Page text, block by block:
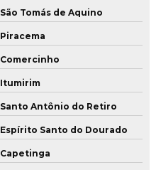
São Tomás de Aquino
Piracema
Comercinho
Itumirim
Santo Antônio do Retiro
Espírito Santo do Dourado
Capetinga